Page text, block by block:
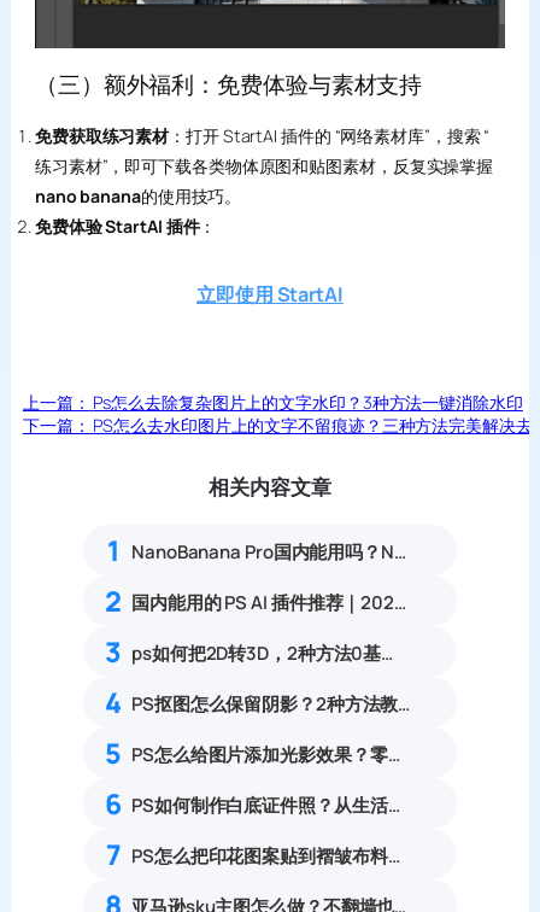
（三）额外福利：免费体验与素材支持
免费获取练习素材：打开 StartAI 插件的 “网络素材库”，搜索 “
练习素材”，即可下载各类物体原图和贴图素材，反复实操掌握
nano banana的使用技巧。
免费体验 StartAI 插件：
立即使用 StartAI
上一篇： Ps怎么去除复杂图片上的文字水印？3种方法一键消除水印
下一篇： PS怎么去水印图片上的文字不留痕迹？三种方法完美解决去
相关内容文章
1 NanoBanana Pro国内能用吗？Nano banana使用教程
2 国内能用的 PS AI 插件推荐｜2026 4款AI插件最新实测
3 ps如何把2D转3D，2种方法0基础可上手的详细教程
4 PS抠图怎么保留阴影？2种方法教你快速扣出完美主体
5 PS怎么给图片添加光影效果？零基础制作自然通透光影特效教程
6 PS如何制作白底证件照？从生活照转换成标准电子证件照步骤
7 PS怎么把印花图案贴到褶皱布料上？3套服装服饰布料印花贴图完整实操教程
亚马逊sku主图怎么做？不翻墙也能用GPT的PS教程